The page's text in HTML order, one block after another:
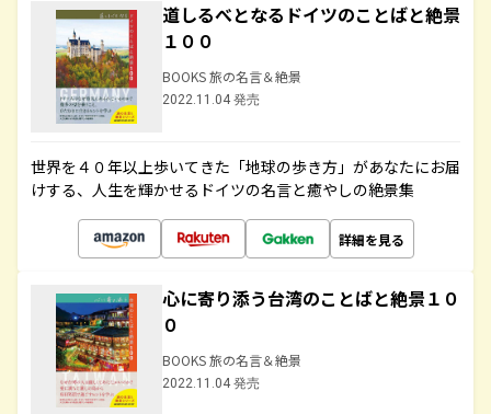
道しるべとなるドイツのことばと絶景
１００
BOOKS 旅の名言＆絶景
2022.11.04 発売
世界を４０年以上歩いてきた「地球の歩き方」があなたにお届
けする、人生を輝かせるドイツの名言と癒やしの絶景集
詳細を見る
心に寄り添う台湾のことばと絶景１０
０
BOOKS 旅の名言＆絶景
2022.11.04 発売